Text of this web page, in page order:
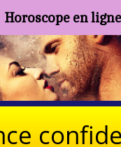
Horoscope en ligne